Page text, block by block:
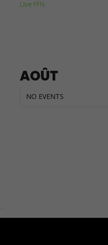
Live FFN
AOÛT
NO EVENTS